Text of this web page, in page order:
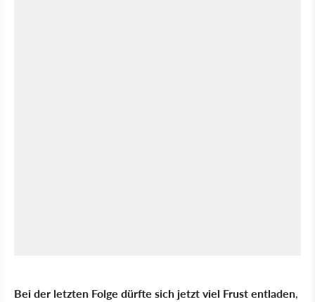
Bei der letzten Folge dürfte sich jetzt viel Frust entladen,